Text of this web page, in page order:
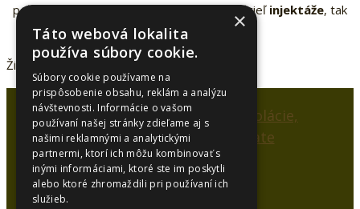
požadovaných vlastností je nutné stanoviť cieľ injektáže, tak
aby splnila požadovaný účel.
Žiadne produkty sa nenašli.
SYNCOL, s.r.o.
×
Táto webová lokalita
používa súbory cookie.
Súbory cookie používame na
prispôsobenie obsahu, reklám a analýzu
návštevnosti. Informácie o vašom
používaní našej stránky zdieľame aj s
našimi reklamnými a analytickými
partnermi, ktorí ich môžu kombinovať s
inými informáciami, ktoré ste im poskytli
alebo ktoré zhromaždili pri používaní ich
služieb.